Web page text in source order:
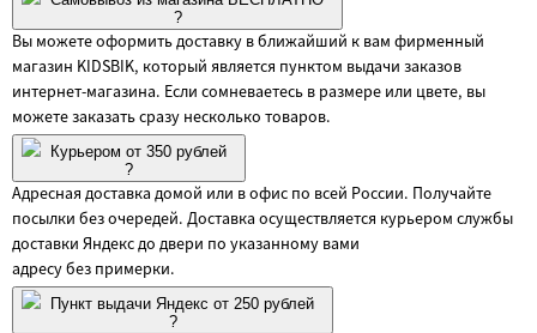
?
Вы можете оформить доставку в ближайший к вам фирменный
магазин KIDSBIK, который является пунктом выдачи заказов
интернет-магазина. Если сомневаетесь в размере или цвете, вы
можете заказать сразу несколько товаров.
Курьером от 350 рублей
?
Адресная доставка домой или в офис по всей России. Получайте
посылки без очередей. Доставка осуществляется курьером службы
доставки Яндекс до двери по указанному вами
адресу без примерки.
Пункт выдачи Яндекс от 250 рублей
?